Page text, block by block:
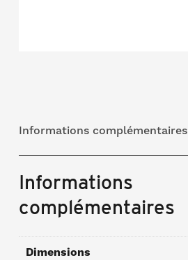
Informations complémentaires
Informations
complémentaires
Dimensions